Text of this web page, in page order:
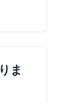
ま